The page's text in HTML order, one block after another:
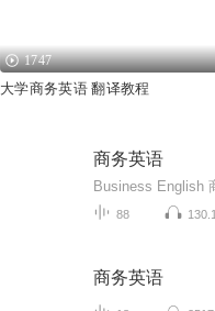
1747
大学商务英语 翻译教程
商务英语
Business English
88
商务英语